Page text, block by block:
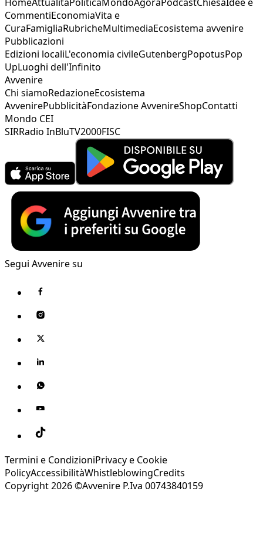
CommentiEconomiaVita e
CuraFamigliaRubricheMultimediaEcosistema avvenire
Pubblicazioni
Edizioni localiL'economia civileGutenbergPopotusPop
UpLuoghi dell'Infinito
Avvenire
Chi siamoRedazioneEcosistema
AvvenirePubblicitàFondazione AvvenireShopContatti
Mondo CEI
SIRRadio InBluTV2000FISC
Segui Avvenire su
Termini e CondizioniPrivacy e Cookie
PolicyAccessibilitàWhistleblowingCredits
Copyright 2026 ©Avvenire P.Iva 00743840159